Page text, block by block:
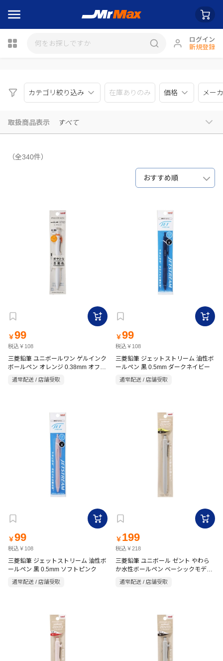
ログイン
新規登録
カテゴリ絞り込み 在庫ありのみ 価格 メー
取扱商品表示 すべて
（全340件）
おすすめ順
￥99
税込￥108
三菱鉛筆 ユニボールワン ゲルインク
ボールペン オレンジ 0.38mm オフホ
ワイト
通常配送 / 店舗受取
￥99
税込￥108
三菱鉛筆 ジェットストリーム 油性ボ
ールペン 黒 0.5mm ダークネイビー
通常配送 / 店舗受取
￥99
税込￥108
三菱鉛筆 ジェットストリーム 油性ボ
ールペン 黒 0.5mm ソフトピンク
通常配送 / 店舗受取
￥ 199
税込￥218
三菱鉛筆 ユニボール ゼント やわら
か水性ボールペン ベーシックモデル
黒 0.38mm ブラック
通常配送 / 店舗受取